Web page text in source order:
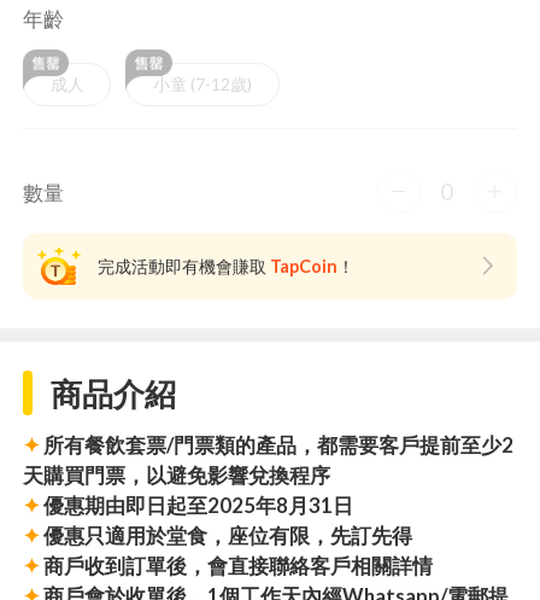
年齡
成人 小童 (7-12歲)
數量 0
完成活動即有機會賺取 TapCoin ！
商品介紹
✦所有餐飲套票/門票類的產品，都需要客戶提前至少2
天購買門票，以避免影響兌換程序
✦優惠期由即日起至2025年8月31日
✦優惠只適用於堂食，座位有限，先訂先得
✦商戶收到訂單後，會直接聯絡客戶相關詳情